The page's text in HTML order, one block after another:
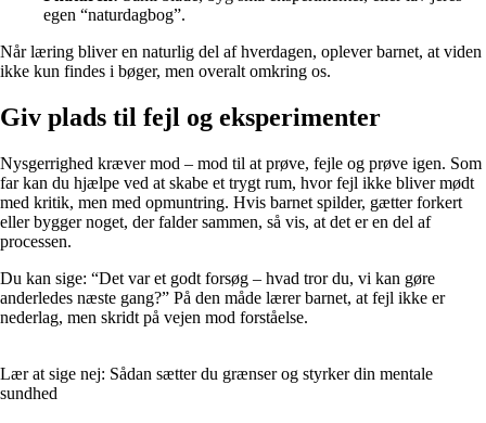
egen “naturdagbog”.
Når læring bliver en naturlig del af hverdagen, oplever barnet, at viden
ikke kun findes i bøger, men overalt omkring os.
Giv plads til fejl og eksperimenter
Nysgerrighed kræver mod – mod til at prøve, fejle og prøve igen. Som
far kan du hjælpe ved at skabe et trygt rum, hvor fejl ikke bliver mødt
med kritik, men med opmuntring. Hvis barnet spilder, gætter forkert
eller bygger noget, der falder sammen, så vis, at det er en del af
processen.
Du kan sige: “Det var et godt forsøg – hvad tror du, vi kan gøre
anderledes næste gang?” På den måde lærer barnet, at fejl ikke er
nederlag, men skridt på vejen mod forståelse.
Lær at sige nej: Sådan sætter du grænser og styrker din mentale
sundhed